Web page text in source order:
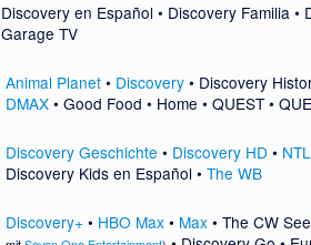
Discovery en Español • Discovery Familia •
Garage TV
Animal Planet• Discovery• Discovery
DMAX• Good Food • Home • QUEST•
Discovery Geschichte • Discovery HD •
Discovery Kids en Español • The WB
Discovery+ • HBO Max• Max• The CW